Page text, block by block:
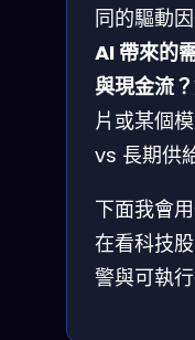
同的驅動
AI 帶來的
與現金流？
片或某個
vs 長期供
下面我會
在看科技
警與可執